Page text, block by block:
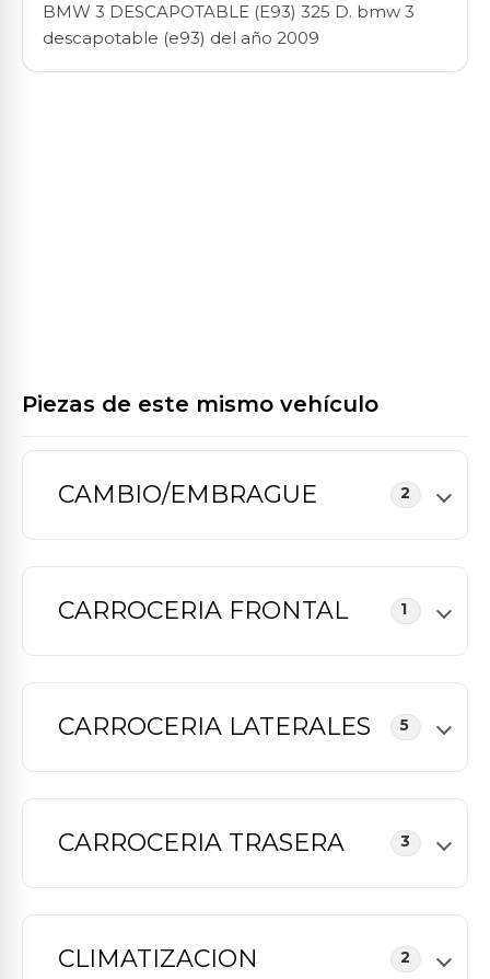
BMW 3 DESCAPOTABLE (E93) 325 D. bmw 3
descapotable (e93) del año 2009
Piezas de este mismo vehículo
CAMBIO/EMBRAGUE 2
CARROCERIA FRONTAL 1
CARROCERIA LATERALES 5
CARROCERIA TRASERA 3
CLIMATIZACION 2